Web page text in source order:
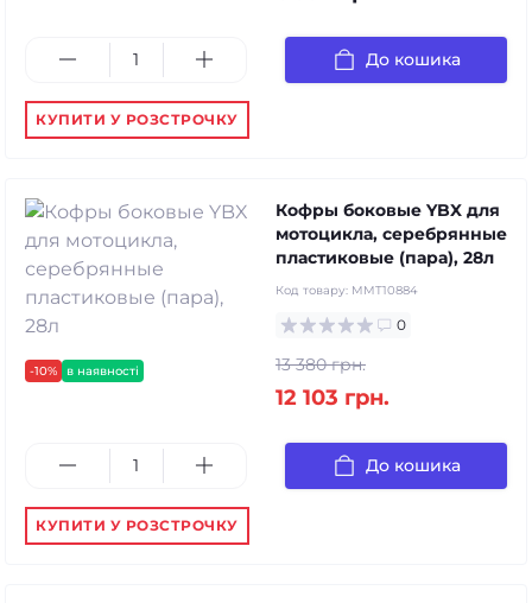
До кошика
КУПИТИ У РОЗСТРОЧКУ
-10% в наявності
Кофры боковые YBX для
мотоцикла, серебрянные
пластиковые (пара), 28л
Код товару: MMT10884
0
13 380 грн.
12 103 грн.
До кошика
КУПИТИ У РОЗСТРОЧКУ